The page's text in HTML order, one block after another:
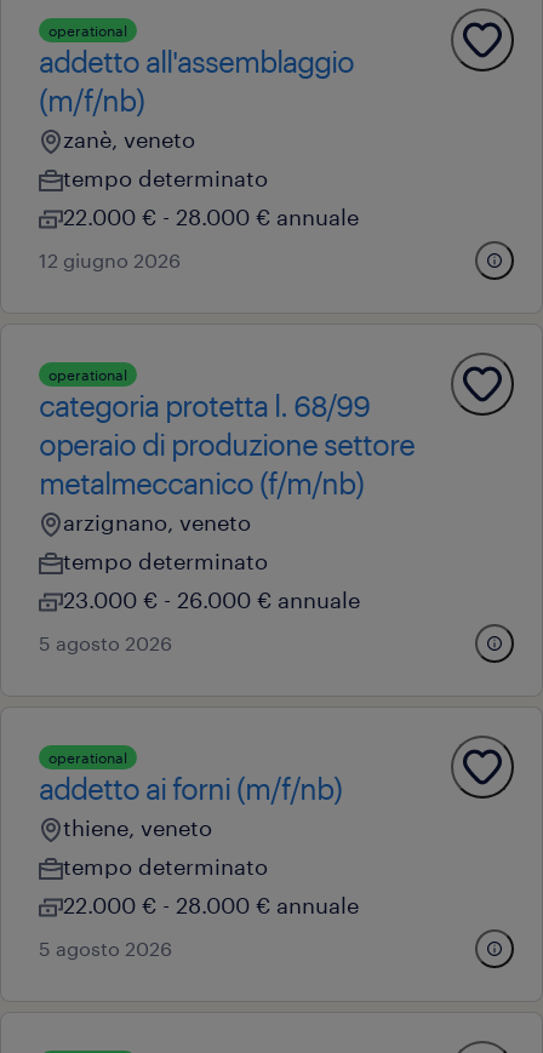
operational
addetto all'assemblaggio
(m/f/nb)
zanè, veneto
tempo determinato
22.000 € - 28.000 € annuale
12 giugno 2026
operational
categoria protetta l. 68/99
operaio di produzione settore
metalmeccanico (f/m/nb)
arzignano, veneto
tempo determinato
23.000 € - 26.000 € annuale
5 agosto 2026
operational
addetto ai forni (m/f/nb)
thiene, veneto
tempo determinato
22.000 € - 28.000 € annuale
5 agosto 2026